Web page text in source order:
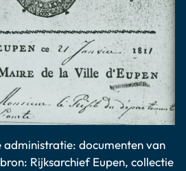
administratie: documenten van
Rijksarchief Eupen, collectie